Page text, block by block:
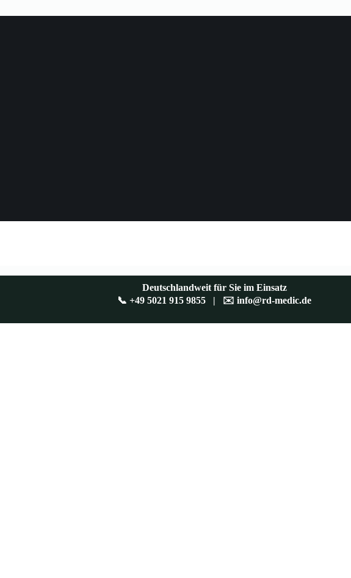
Deutschlandweit für Sie im Einsatz
📞 +49 5021 915 9855 | ✉️ info@rd-medic.de